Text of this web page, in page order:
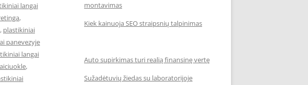
langai
,
, plastikiniai
panevezyje
langai
,
montavimas
Kiek kainuoja SEO straipsnių talpinimas
Auto supirkimas turi realią finansinę vertę
Sužadėtuvių žiedas su laboratorijoje